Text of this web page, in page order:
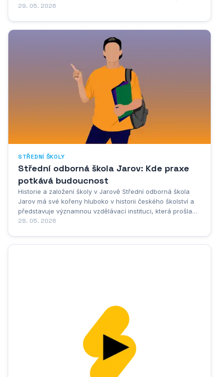
pokroku. Když se student rozhodne vydat do zahraničí za
29. 05. 2026
STŘEDNÍ ŠKOLY
Střední odborná škola Jarov: Kde praxe
potkává budoucnost
Historie a založení školy v Jarově Střední odborná škola
Jarov má své kořeny hluboko v historii českého školství a
představuje významnou vzdělávací instituci, která prošla
dlouhým vývojem od svého založení až po současnou
28. 05. 2026